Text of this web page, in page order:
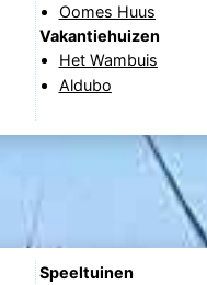
Oomes Huus
Vakantiehuizen
Het Wambuis
Aldubo
Speeltuinen